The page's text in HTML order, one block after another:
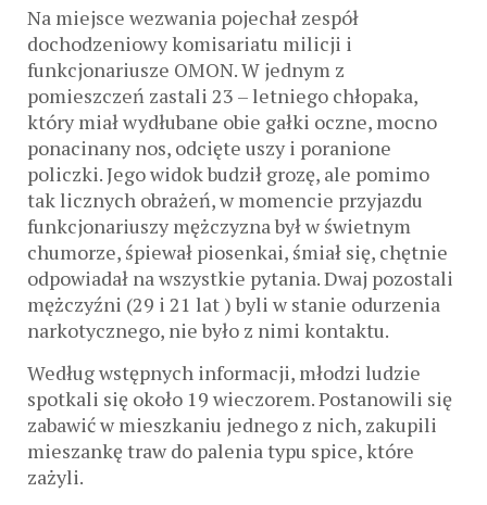
Na miejsce wezwania pojechał zespół
dochodzeniowy komisariatu milicji i
funkcjonariusze OMON. W jednym z
pomieszczeń zastali 23 – letniego chłopaka,
który miał wydłubane obie gałki oczne, mocno
ponacinany nos, odcięte uszy i poranione
policzki. Jego widok budził grozę, ale pomimo
tak licznych obrażeń, w momencie przyjazdu
funkcjonariuszy mężczyzna był w świetnym
chumorze, śpiewał piosenkai, śmiał się, chętnie
odpowiadał na wszystkie pytania. Dwaj pozostali
mężczyźni (29 i 21 lat ) byli w stanie odurzenia
narkotycznego, nie było z nimi kontaktu.
Według wstępnych informacji, młodzi ludzie
spotkali się około 19 wieczorem. Postanowili się
zabawić w mieszkaniu jednego z nich, zakupili
mieszankę traw do palenia typu spice, które
zażyli.